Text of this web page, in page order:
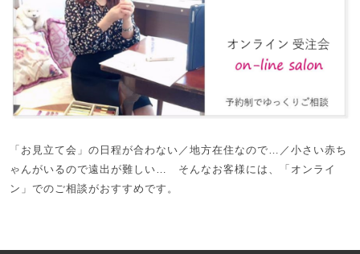
「お見立て会」の日程が合わない／地方在住なので…／小さい赤ち
ゃんがいるので遠出が難しい… そんなお客様には、「オンライ
ン」でのご相談がおすすめです。